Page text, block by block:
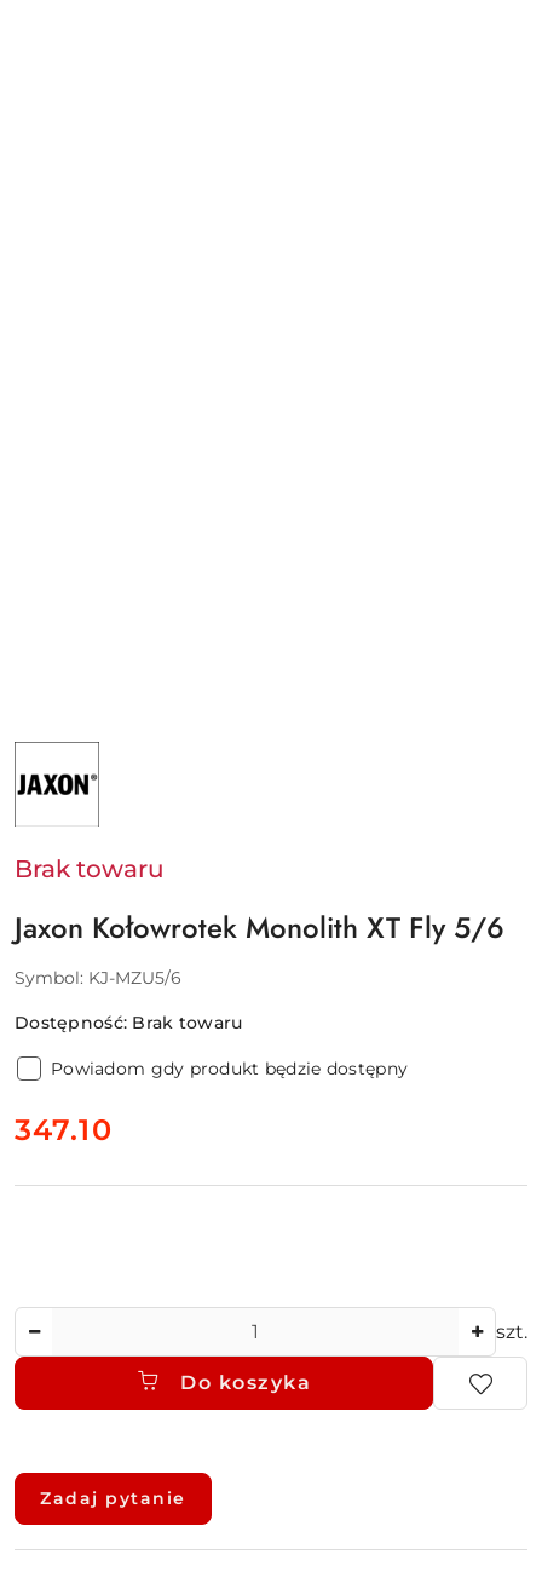
NAZWA
JAXON
SP.
Brak towaru
Jaxon Kołowrotek Monolith XT Fly 5/6
Symbol: KJ-MZU5/6
Dostępność: Brak towaru
Powiadom gdy produkt będzie dostępny
cena:
347.10
szt.
Do koszyka
Dostępność
dostawa
Zadaj pytanie